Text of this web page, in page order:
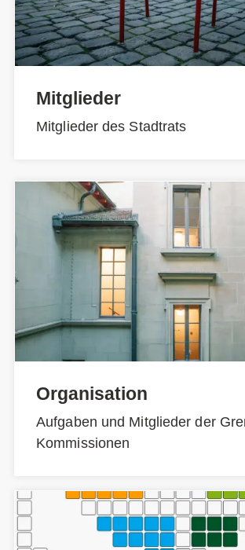
Mitglieder
Mitglieder des Stadtrats
Organisation
Aufgaben und Mitglieder der
Kommissionen